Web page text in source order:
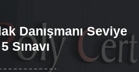
Danışmanı Seviye
5 Sınavı